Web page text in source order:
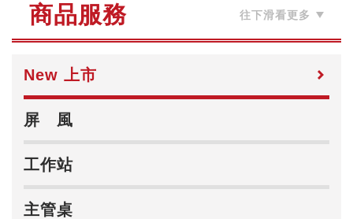
商品服務
New 上市
屏 風
工作站
主管桌